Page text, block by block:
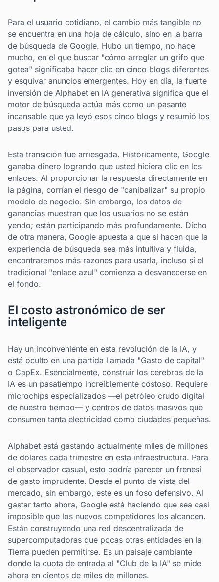
Para el usuario cotidiano, el cambio más tangible no
se encuentra en una hoja de cálculo, sino en la barra
de búsqueda de Google. Hubo un tiempo, no hace
mucho, en el que buscar "cómo arreglar un grifo que
gotea" significaba hacer clic en cinco blogs diferentes
y esquivar anuncios emergentes. Hoy en día, la fuerte
inversión de Alphabet en IA generativa significa que el
motor de búsqueda actúa más como un pasante
incansable que ya leyó esos cinco blogs y resumió los
pasos para usted.
Esta transición fue arriesgada. Históricamente, Google
ganaba dinero logrando que usted hiciera clic en los
enlaces. Al proporcionar la respuesta directamente en
la página, corrían el riesgo de "canibalizar" su propio
modelo de negocio. Sin embargo, los datos de
ganancias muestran que los usuarios no se están
yendo; están participando más profundamente. Dicho
de otra manera, Google apuesta a que si hacen que la
experiencia de búsqueda sea más intuitiva y fluida,
encontraremos más razones para usarla, incluso si el
tradicional "enlace azul" comienza a desvanecerse en
el fondo.
El costo astronómico de ser
inteligente
Hay un inconveniente en esta revolución de la IA, y
está oculto en una partida llamada "Gasto de capital"
o CapEx. Esencialmente, construir los cerebros de la
IA es un pasatiempo increíblemente costoso. Requiere
microchips especializados —el petróleo crudo digital
de nuestro tiempo— y centros de datos masivos que
consumen tanta electricidad como ciudades pequeñas.
Alphabet está gastando actualmente miles de millones
de dólares cada trimestre en esta infraestructura. Para
el observador casual, esto podría parecer un frenesí
de gasto imprudente. Desde el punto de vista del
mercado, sin embargo, este es un foso defensivo. Al
gastar tanto ahora, Google está haciendo que sea casi
imposible que los nuevos competidores los alcancen.
Están construyendo una red descentralizada de
supercomputadoras que pocas otras entidades en la
Tierra pueden permitirse. Es un paisaje cambiante
donde la cuota de entrada al "Club de la IA" se mide
ahora en cientos de miles de millones.